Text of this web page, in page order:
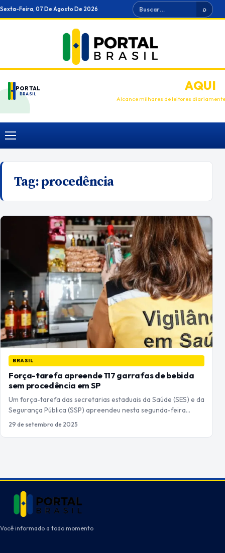
Ir
para
Sexta-Feira, 07 De Agosto De 2026 Buscar ⌕
PORTAL
BRASIL
ANUNCIEAQUI
Alcance milhares de leitores diariamente
Menu
Tag:procedência
BRASIL
Força-tarefa apreende 117 garrafas de bebida
sem procedência em SP
Um força-tarefa das secretarias estaduais da Saúde (SES) e da
Segurança Pública (SSP) apreendeu nesta segunda-feira…
29 de setembro de 2025
Você informado a todo momento